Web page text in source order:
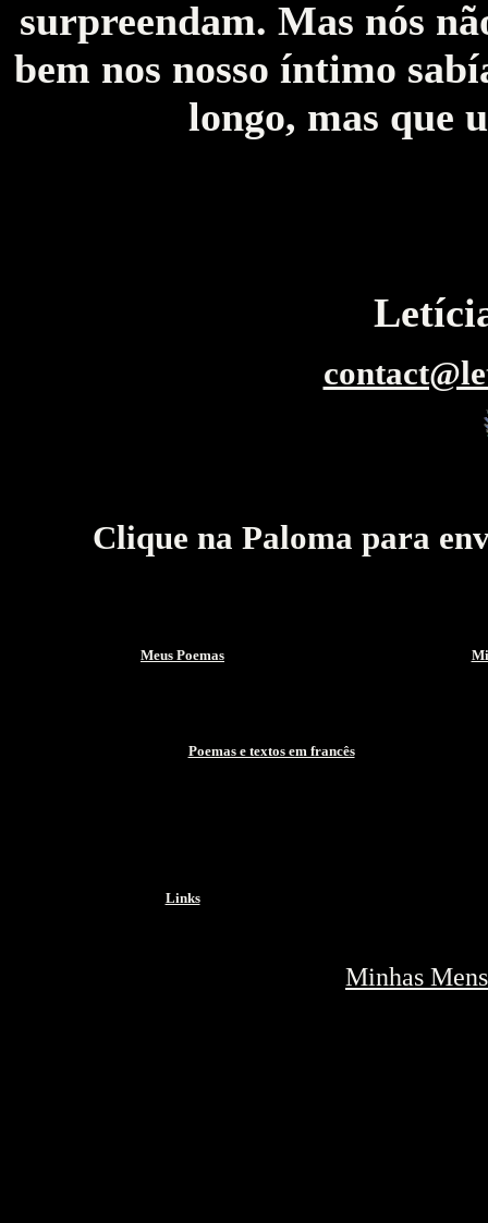
surpreendam. Mas nós
bem nos nosso íntimo
longo, mas que
Clique na Paloma para
Meus Poemas
Poemas e textos em francês
Links
Minhas